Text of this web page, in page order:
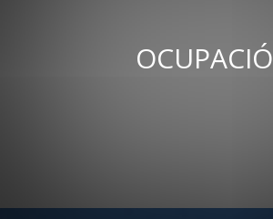
OCUPACIÓ